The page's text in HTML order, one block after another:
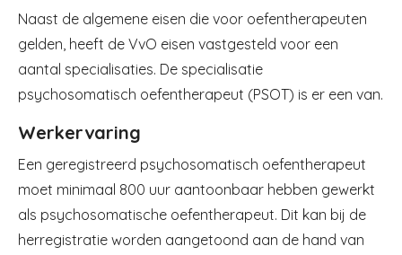
Naast de algemene eisen die voor oefentherapeuten
gelden, heeft de VvO eisen vastgesteld voor een
aantal specialisaties. De specialisatie
psychosomatisch oefentherapeut (PSOT) is er een van.
Werkervaring
Een geregistreerd psychosomatisch oefentherapeut
moet minimaal 800 uur aantoonbaar hebben gewerkt
als psychosomatische oefentherapeut. Dit kan bij de
herregistratie worden aangetoond aan de hand van